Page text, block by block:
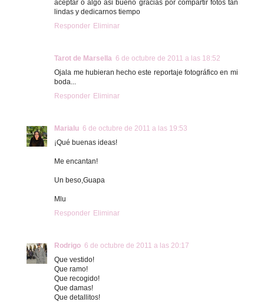
aceptar o algo asi bueno gracias por compartir fotos tan
lindas y dedicarnos tiempo
Responder Eliminar
Tarot de Marsella 6 de octubre de 2011 a las 18:52
Ojala me hubieran hecho este reportaje fotográfico en mi
boda...
Responder Eliminar
Marialu 6 de octubre de 2011 a las 19:53
¡Qué buenas ideas!
Me encantan!
Un beso,Guapa
Mlu
Responder Eliminar
Rodrigo 6 de octubre de 2011 a las 20:17
Que vestido!
Que ramo!
Que recogido!
Que damas!
Que detallitos!